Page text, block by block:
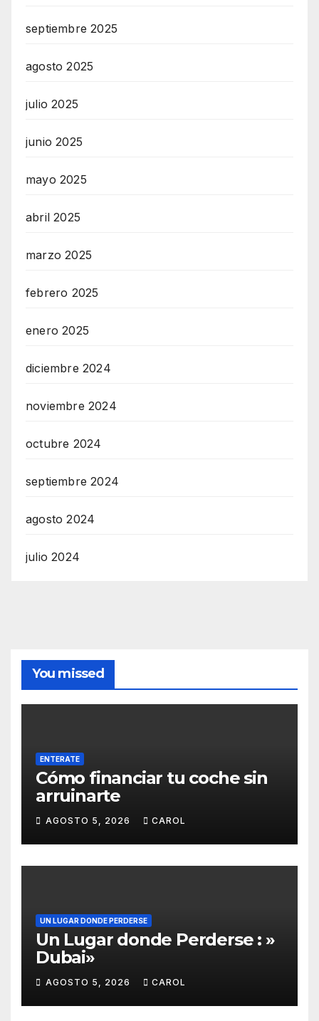
septiembre 2025
agosto 2025
julio 2025
junio 2025
mayo 2025
abril 2025
marzo 2025
febrero 2025
enero 2025
diciembre 2024
noviembre 2024
octubre 2024
septiembre 2024
agosto 2024
julio 2024
You missed
ENTERATE
Cómo financiar tu coche sin
arruinarte
AGOSTO 5, 2026 CAROL
UN LUGAR DONDE PERDERSE
Un Lugar donde Perderse : »
Dubai»
AGOSTO 5, 2026 CAROL